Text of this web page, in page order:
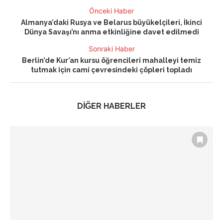
Önceki Haber
Almanya’daki Rusya ve Belarus büyükelçileri, İkinci
Dünya Savaşı’nı anma etkinliğine davet edilmedi
Sonraki Haber
Berlin’de Kur’an kursu öğrencileri mahalleyi temiz
tutmak için cami çevresindeki çöpleri topladı
DİĞER HABERLER